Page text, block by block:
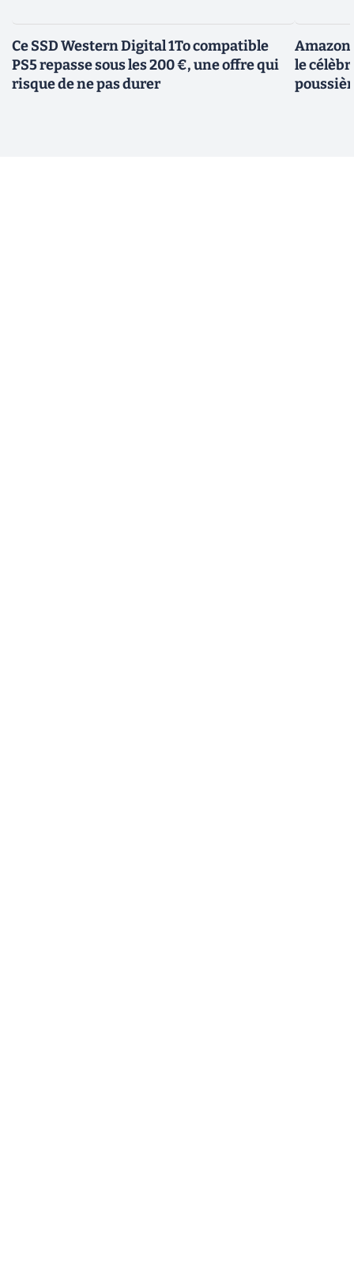
Ce SSD Western Digital 1To compatible
PS5 repasse sous les 200 €, une offre qui
risque de ne pas durer
Amazon
le